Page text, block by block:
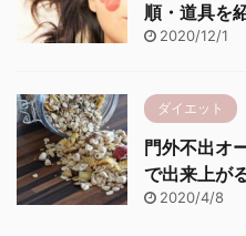
順・道具を
2020/12/1
ダイエット
門外不出オ
で出来上が
2020/4/8